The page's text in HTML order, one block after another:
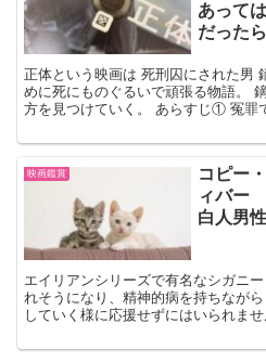
あって
だった
正体という映画は 死刑囚にされた男
めに死にものぐるいで頑張る物語。
方を見つけていく。 あらすじ① 冤罪
映画鑑賞
コピー
ィバー
白人男
エイリアンシリーズで有名なシガニ
れそうになり、精神的病を持ちなが
していく様に応援せずにはいられま